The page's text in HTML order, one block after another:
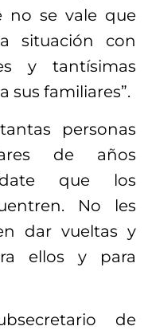
no se vale que
situación con
y tantísimas
sus familiares”.
personas
de años
que los
No les
dar vueltas y
ellos y para
de